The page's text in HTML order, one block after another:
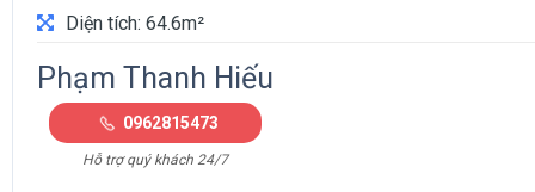
Diện tích: 64.6m²
Phạm Thanh Hiếu
0962815473
Hỗ trợ quý khách 24/7